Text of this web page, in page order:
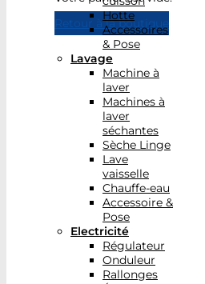
Retour à la boutique
Hotte
Accessoires
& Pose
Lavage
Machine à
laver
Machines à
laver
séchantes
Sèche Linge
Lave
vaisselle
Chauffe-eau
Accessoire &
Pose
Electricité
Régulateur
Onduleur
Rallonges